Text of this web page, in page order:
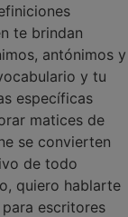
te brindan
antónimos y
y tu
específicas
matices de
se convierten
de todo
quiero hablarte
escritores